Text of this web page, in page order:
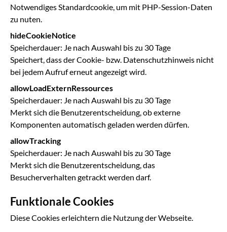
Notwendiges Standardcookie, um mit PHP-Session-Daten
zu nuten.
hideCookieNotice
Speicherdauer Je nach Auswahl bis zu 30 Tage
Speichert, dass der Cookie- bzw. Datenschutzhinweis nicht
bei jedem Aufruf erneut angezeigt wird.
allowLoadExternRessources
Speicherdauer Je nach Auswahl bis zu 30 Tage
Merkt sich die Benutzerentscheidung, ob externe
Komponenten automatisch geladen werden dürfen.
allowTracking
Speicherdauer Je nach Auswahl bis zu 30 Tage
Merkt sich die Benutzerentscheidung, das
Besucherverhalten getrackt werden darf.
Funktionale Cookies
Diese Cookies erleichtern die Nutzung der Webseite.